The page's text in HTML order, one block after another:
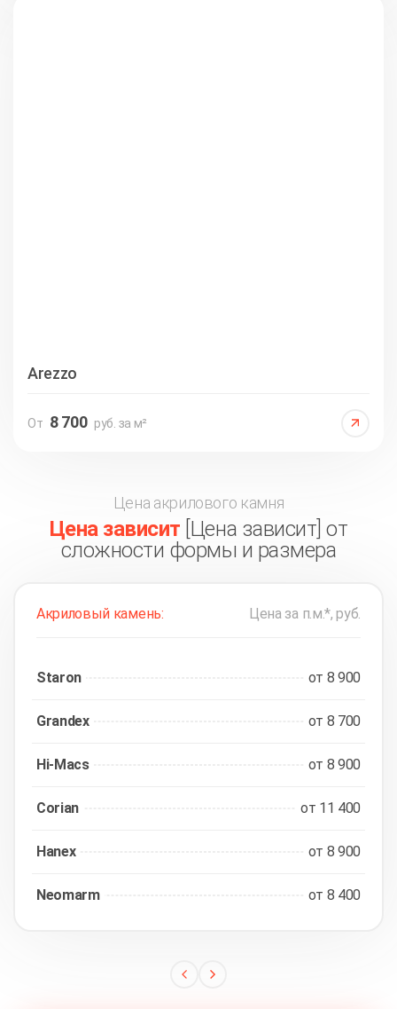
Arezzo
От 8 700 руб. за м²
Цена акрилового камня
Цена зависит [Цена зависит] от
сложности формы и размера
Акриловый камень: Цена за п.м.*, руб.
Staron от 8 900
Grandex от 8 700
Hi-Macs от 8 900
Corian от 11 400
Hanex от 8 900
Neomarm от 8 400